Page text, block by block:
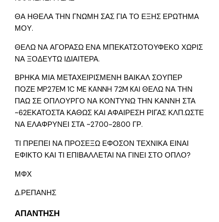
ΘΑ ΗΘΕΛΑ ΤΗΝ ΓΝΩΜΗ ΣΑΣ ΓΙΑ ΤΟ ΕΞΗΣ ΕΡΩΤΗΜΑ
ΜΟΥ.
ΘΕΛΩ ΝΑ ΑΓΟΡΑΣΩ ΕΝΑ ΜΠΕΚΑΤΣΟΤΟΥΦΕΚΟ ΧΩΡΙΣ
ΝΑ ΞΟΔΕΥΤΩ ΙΔΙΑΙΤΕΡΑ.
ΒΡΗΚΑ ΜΙΑ ΜΕΤΑΧΕΙΡΙΣΜΕΝΗ ΒΑΙΚΑΛ ΣΟΥΠΕΡ
ΠΟΖΕ MP27EM 1C ME KANNH 72M KAI ΘΕΛΩ ΝΑ ΤΗΝ
ΠΑΩ ΣΕ ΟΠΛΟΥΡΓΟ ΝΑ ΚΟΝΤΥΝΩ ΤΗΝ ΚΑΝΝΗ ΣΤΑ
~62ΕΚΑΤΟΣΤΑ ΚΑΘΩΣ ΚΑΙ ΑΦΑΙΡΕΣΗ ΡΙΓΑΣ ΚΛΠ.ΩΣΤΕ
ΝΑ ΕΛΑΦΡΥΝΕΙ ΣΤΑ ~2700-2800 ΓΡ.
ΤΙ ΠΡΕΠΕΙ ΝΑ ΠΡΟΣΕΞΩ ΕΦΟΣΟΝ ΤΕΧΝΙΚΑ ΕΙΝΑΙ
ΕΦΙΚΤΟ ΚΑΙ ΤΙ ΕΠΙΒΑΛΛΕΤΑΙ ΝΑ ΓΙΝΕΙ ΣΤΟ ΟΠΛΟ?
ΜΦΧ
Δ.ΡΕΠΑΝΗΣ
ΑΠΑΝΤΗΣΗ